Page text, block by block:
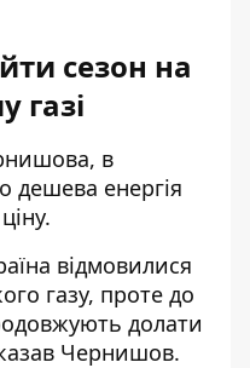
сезон на
газі
в
дешева енергія
відмовилися
газу, проте до
долати
Чернишов.